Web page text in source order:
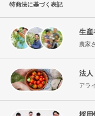
特商法に基づく表記
生産
農家
法人
アラ